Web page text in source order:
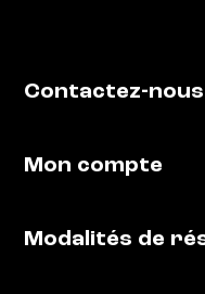
Contactez-nous
Mon compte
Modalités de